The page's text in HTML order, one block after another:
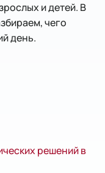
и детей. В
чего
день.
решений в